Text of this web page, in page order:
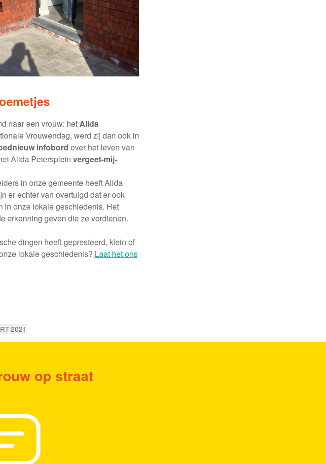
naar een vrouw: hetAlida
Vrouwendag, werd zij dan ook in
infobord over het leven van
Alida Petersplein vergeet-mij-
in onze gemeente heeft Alida
er echter van overtuigd dat er ook
in onze lokale geschiedenis. Het
erkenning geven die ze verdienen.
dingen heeft gepresteerd, klein of
lokale geschiedenis? Laat het ons
2021
op straat